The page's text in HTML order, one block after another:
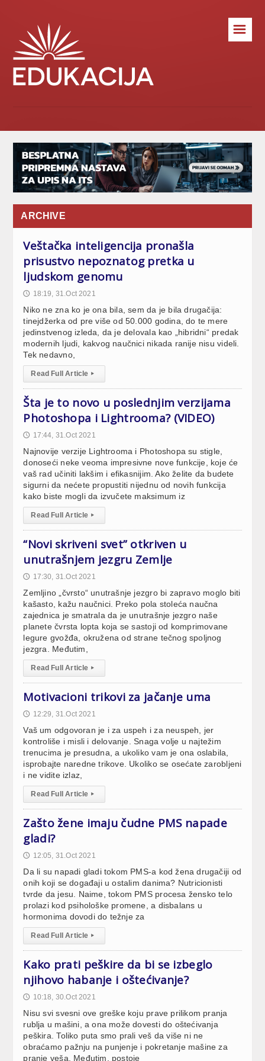
☰
ARCHIVE
Veštačka inteligencija pronašla
prisustvo nepoznatog pretka u
ljudskom genomu
🕔 18:19, 31.Oct 2021
Niko ne zna ko je ona bila, sem da je bila drugačija:
tinejdžerka od pre više od 50.000 godina, do te mere
jedinstvenog izleda, da je delovala kao „hibridni“ predak
modernih ljudi, kakvog naučnici nikada ranije nisu videli.
Tek nedavno,
Read Full Article ▸
Šta je to novo u poslednjim verzijama
Photoshopa i Lightrooma? (VIDEO)
🕔 17:44, 31.Oct 2021
Najnovije verzije Lightrooma i Photoshopa su stigle,
donoseći neke veoma impresivne nove funkcije, koje će
vaš rad učiniti lakšim i efikasnijim. Ako želite da budete
sigurni da nećete propustiti nijednu od novih funkcija
kako biste mogli da izvučete maksimum iz
Read Full Article ▸
“Novi skriveni svet” otkriven u
unutrašnjem jezgru Zemlje
🕔 17:30, 31.Oct 2021
Zemljino „čvrsto“ unutrašnje jezgro bi zapravo moglo biti
kašasto, kažu naučnici. Preko pola stoleća naučna
zajednica je smatrala da je unutrašnje jezgro naše
planete čvrsta lopta koja se sastoji od komprimovane
legure gvožđa, okružena od strane tečnog spoljnog
jezgra. Međutim,
Read Full Article ▸
Motivacioni trikovi za jačanje uma
🕔 12:29, 31.Oct 2021
Vaš um odgovoran je i za uspeh i za neuspeh, jer
kontroliše i misli i delovanje. Snaga volje u najtežim
trenucima je presudna, a ukoliko vam je ona oslabila,
isprobajte naredne trikove. Ukoliko se osećate zarobljeni
i ne vidite izlaz,
Read Full Article ▸
Zašto žene imaju čudne PMS napade
gladi?
🕔 12:05, 31.Oct 2021
Da li su napadi gladi tokom PMS-a kod žena drugačiji od
onih koji se događaji u ostalim danima? Nutricionisti
tvrde da jesu. Naime, tokom PMS procesa žensko telo
prolazi kod psihološke promene, a disbalans u
hormonima dovodi do težnje za
Read Full Article ▸
Kako prati peškire da bi se izbeglo
njihovo habanje i oštećivanje?
🕔 10:18, 30.Oct 2021
Nisu svi svesni ove greške koju prave prilikom pranja
rublja u mašini, a ona može dovesti do oštećivanja
peškira. Toliko puta smo prali veš da više ni ne
obraćamo pažnju na punjenje i pokretanje mašine za
pranje veša. Međutim, postoje